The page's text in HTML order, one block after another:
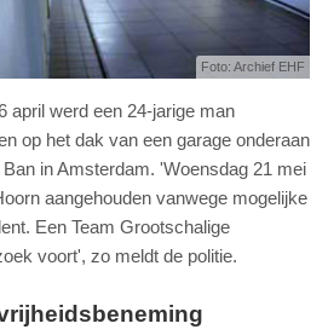
Foto: Archief EHF
april werd een 24-jarige man
op het dak van een garage onderaan
in Amsterdam. 'Woensdag 21 mei
aangehouden vanwege mogelijke
Een Team Grootschalige
voort', zo meldt de politie.